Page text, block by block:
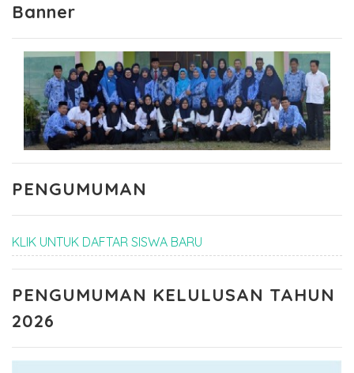
Banner
PENGUMUMAN
KLIK UNTUK DAFTAR SISWA BARU
PENGUMUMAN KELULUSAN TAHUN
2026